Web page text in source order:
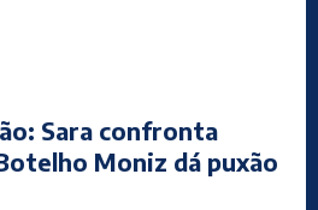
Sara confronta
Moniz dá puxão